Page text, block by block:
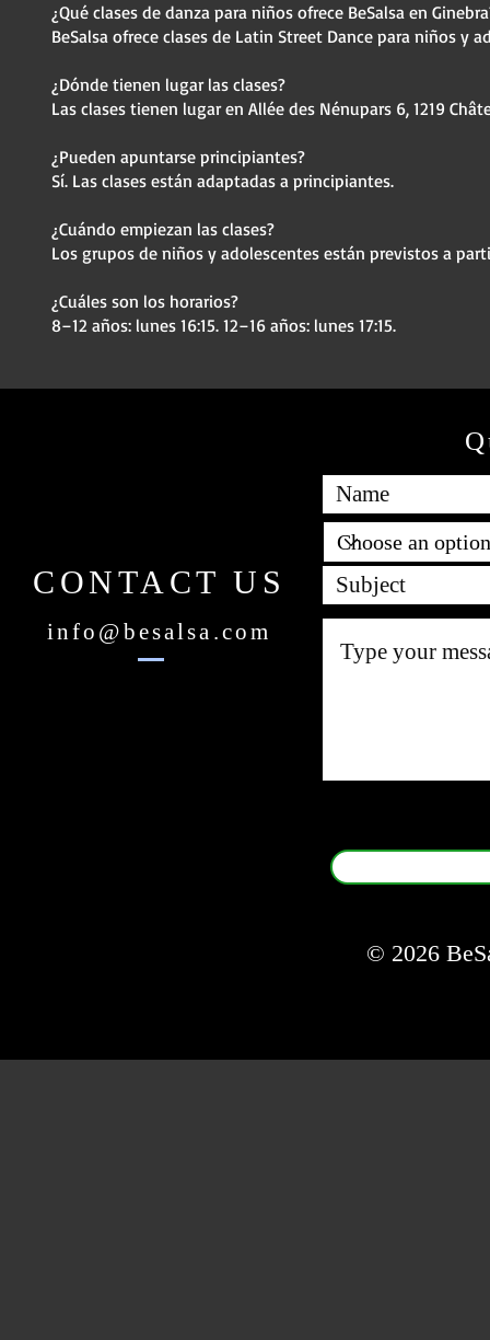
¿Qué clases de danza para niños ofrece BeSalsa en
BeSalsa ofrece clases de Latin Street Dance para niños y
¿Dónde tienen lugar las clases?
Las clases tienen lugar en Allée des Nénupars 6, 1219
¿Pueden apuntarse principiantes?
Sí. Las clases están adaptadas a principiantes.
¿Cuándo empiezan las clases?
Los grupos de niños y adolescentes están previstos a
¿Cuáles son los horarios?
8–12 años: lunes 16:15. 12–16 años: lunes 17:15.
CONTACT US
info@besalsa.com
© 2026